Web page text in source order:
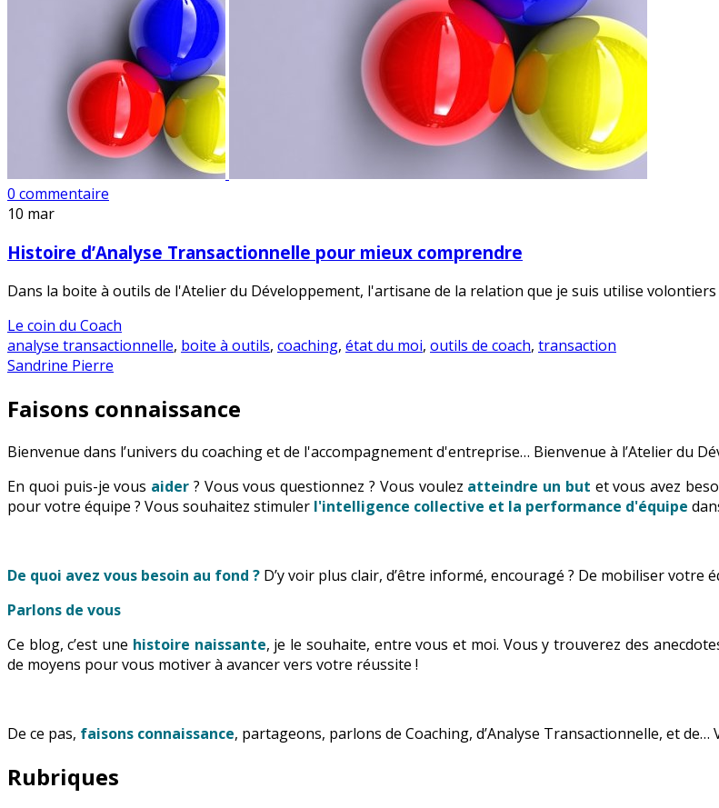
0 commentaire
10 mar
Histoire d’Analyse Transactionnelle pour mieux comprendre
Dans la boite à outils de l'Atelier du Développement, l'artisane de la relation que je suis utilise
Le coin du Coach
analyse transactionnelle, boite à outils, coaching, état du moi, outils de coach, transaction
Sandrine Pierre
Faisons connaissance
Bienvenue dans l’univers du coaching et de l'accompagnement d'entreprise… Bienvenue à l’Atelier du
En quoi puis-je vous aider ? Vous vous questionnez ? Vous voulez atteindre un but et vous avez
pour votre équipe ? Vous souhaitez stimuler l'intelligence collective et la performance d'équipe
De quoi avez vous besoin au fond ? D’y voir plus clair, d’être informé, encouragé ? De mobiliser
Parlons de vous
Ce blog, c’est une histoire naissante, je le souhaite, entre vous et moi. Vous y trouverez des
de moyens pour vous motiver à avancer vers votre réussite !
De ce pas, faisons connaissance, partageons, parlons de Coaching, d’Analyse Transactionnelle, et de…
Rubriques